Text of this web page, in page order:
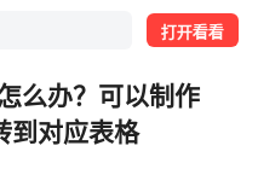
打开看看
么办？可以制作
到对应表格